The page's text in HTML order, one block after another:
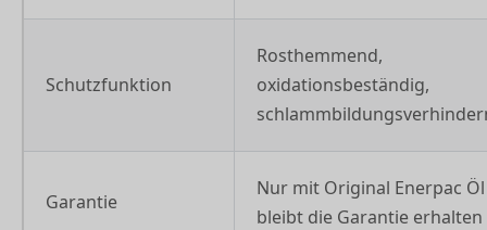
Schutzfunktion
Rosthemmend,
oxidationsbeständig,
Garantie
Nur mit Original Enerpac Öl
bleibt die Garantie erhalten